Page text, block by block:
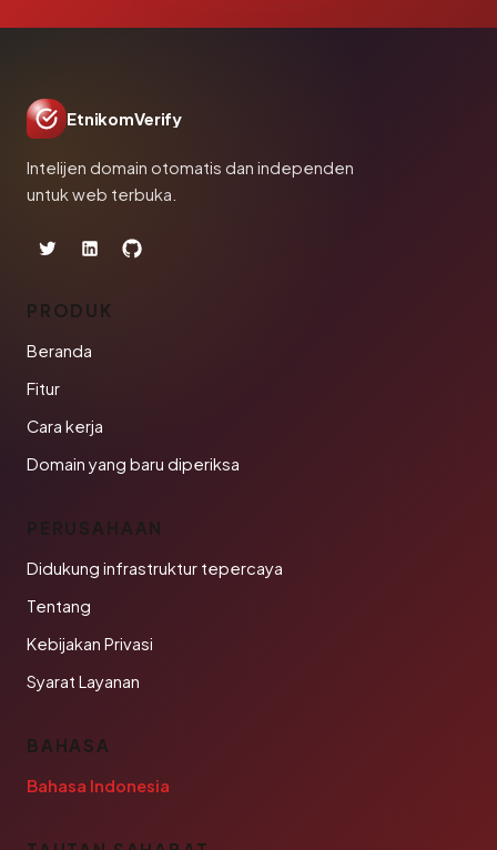
EtnikomVerify
Intelijen domain otomatis dan independen
untuk web terbuka.
PRODUK
Beranda
Fitur
Cara kerja
Domain yang baru diperiksa
PERUSAHAAN
Didukung infrastruktur tepercaya
Tentang
Kebijakan Privasi
Syarat Layanan
BAHASA
Bahasa Indonesia